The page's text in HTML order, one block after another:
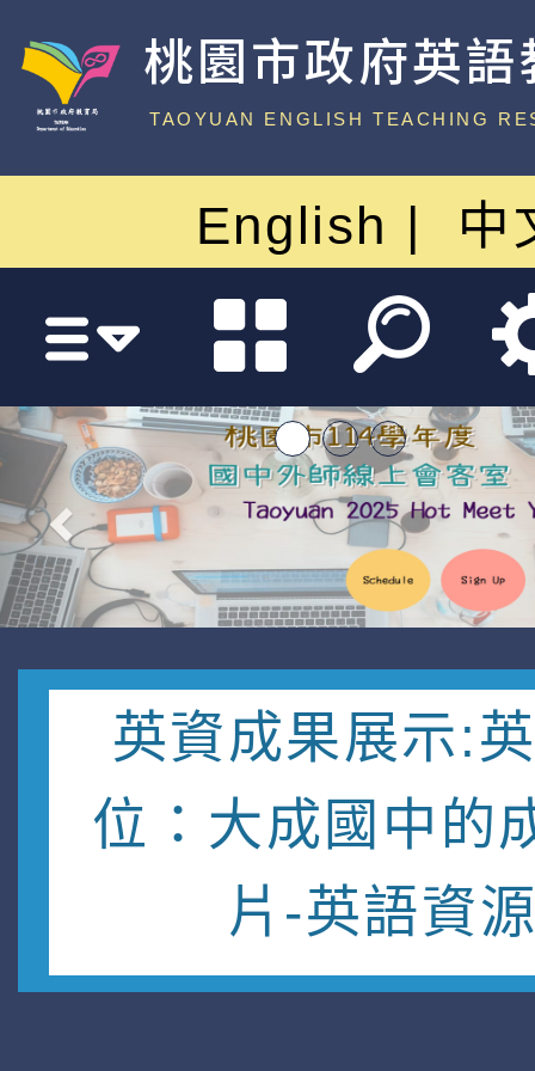
桃園市政府英
中心
TAOYUAN ENGLISH TEACHING
English 中
英資成果展示:
位：大成國中的
片-英語資